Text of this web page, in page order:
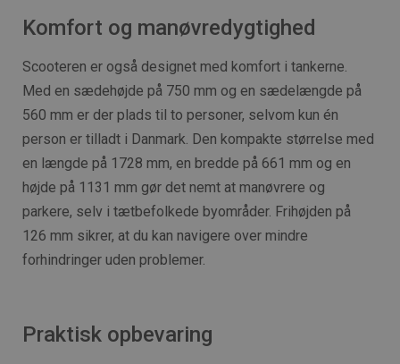
Komfort og manøvredygtighed
Scooteren er også designet med komfort i tankerne.
Med en sædehøjde på 750 mm og en sædelængde på
560 mm er der plads til to personer, selvom kun én
person er tilladt i Danmark. Den kompakte størrelse med
en længde på 1728 mm, en bredde på 661 mm og en
højde på 1131 mm gør det nemt at manøvrere og
parkere, selv i tætbefolkede byområder. Frihøjden på
126 mm sikrer, at du kan navigere over mindre
forhindringer uden problemer.
Praktisk opbevaring